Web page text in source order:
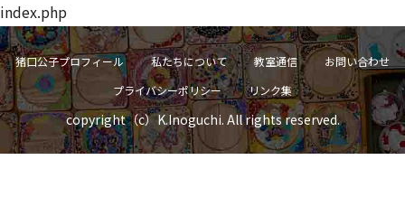
index.php
猪口公子プロフィール 私たちについて 教室通信
お問い合わせ
プライバシーポリシー
リンク集
copyright（c）K.Inoguchi. All rights reserved.